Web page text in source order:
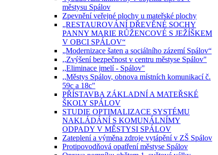
městysu Spálov
Zpevnění veřejné plochy u mateřské plochy
„RESTAUROVÁNÍ DŘEVĚNÉ SOCHY
PANNY MARIE RŮŽENCOVÉ S JEŽÍŠKEM
V OBCI SPÁLOV“
„Modernizace šaten a sociálního zázemí Spálov“
,,Zvýšení bezpečnost v centru městyse Spálov"
,,Eliminace jmelí - Spálov"
,,Městys Spálov, obnova místních komunikací č.
59c a 18c"
PŘÍSTAVBA ZÁKLADNÍ A MATEŘSKÉ
ŠKOLY SPÁLOV
STUDIE OPTIMALIZACE SYSTÉMU
NAKLÁDÁNÍ S KOMUNÁLNÍMY
ODPADY V MĚSTYSI SPÁLOV
Zateplení a výměna zdroje vytápění v ZŠ Spálov
Protipovodňová opatření městyse Spálov